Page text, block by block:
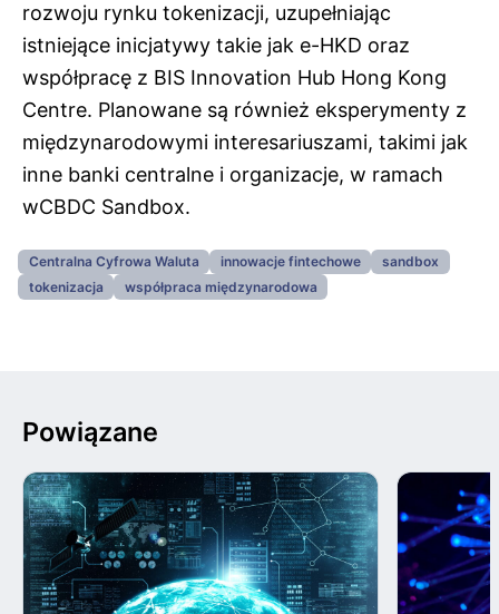
rozwoju rynku tokenizacji, uzupełniając
istniejące inicjatywy takie jak e-HKD oraz
współpracę z BIS Innovation Hub Hong Kong
Centre. Planowane są również eksperymenty z
międzynarodowymi interesariuszami, takimi jak
inne banki centralne i organizacje, w ramach
wCBDC Sandbox.
Centralna Cyfrowa Waluta innowacje fintechowe
sandbox
tokenizacja
współpraca międzynarodowa
Powiązane